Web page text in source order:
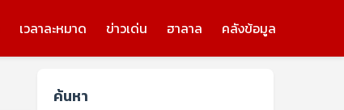
เวลาละหมาด ข่าวเด่น ฮาลาล คลังข้อมูล
ค้นหา